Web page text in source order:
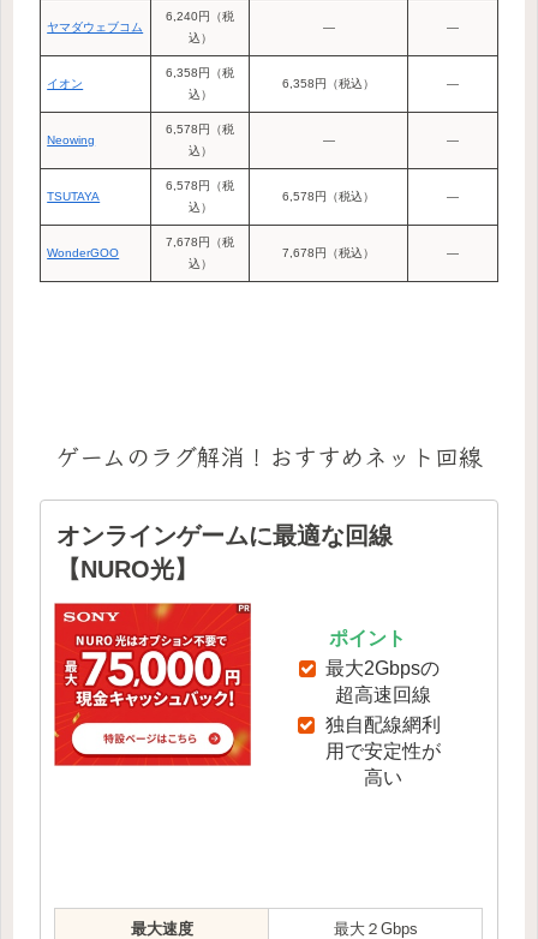
ヤマダウェブコム
6,240円（税
込）
― ―
イオン
6,358円（税
込）
6,358円（税込） ―
Neowing
6,578円（税
込）
― ―
TSUTAYA
6,578円（税
込）
6,578円（税込） ―
WonderGOO
7,678円（税
込）
7,678円（税込） ―
ゲームのラグ解消！おすすめネット回線
オンラインゲームに最適な回線
【NURO光】
ポイント
最大2Gbpsの
超高速回線
独自配線網利
用で安定性が
高い
最大速度 最大２Gbps